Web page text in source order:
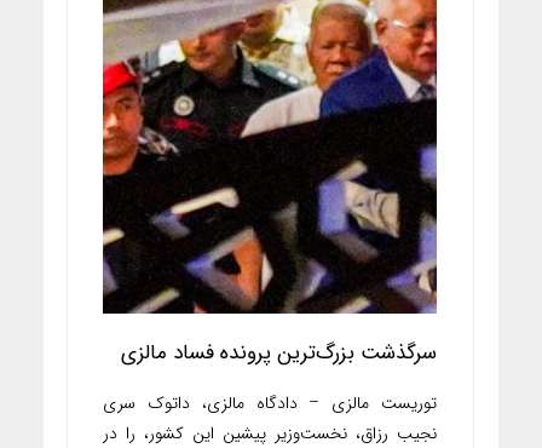
سرگذشت بزرگ‌ترین پرونده فساد مالزی
توریست مالزی – دادگاه مالزی، داتوک سری
نجیب رزاق، نخست‌وزیر پیشین این کشور، را در